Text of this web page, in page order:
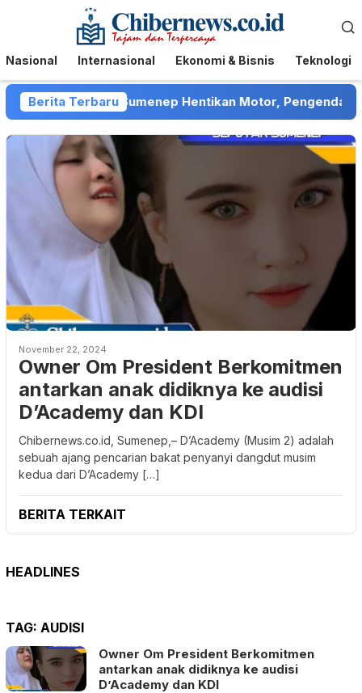
Menu
Mobile
Nasional Internasional Ekonomi & Bisnis Teknologi
Berita Terbaru
Collector di Sumenep Hentikan Motor, Pengendara
November 22, 2024
Owner Om President Berkomitmen
antarkan anak didiknya ke audisi
D’Academy dan KDI
Chibernews.co.id, Sumenep,– D’Academy (Musim 2) adalah
sebuah ajang pencarian bakat penyanyi dangdut musim
kedua dari D’Academy […]
BERITA TERKAIT
HEADLINES
TAG: AUDISI
Owner Om President Berkomitmen
antarkan anak didiknya ke audisi
D’Academy dan KDI